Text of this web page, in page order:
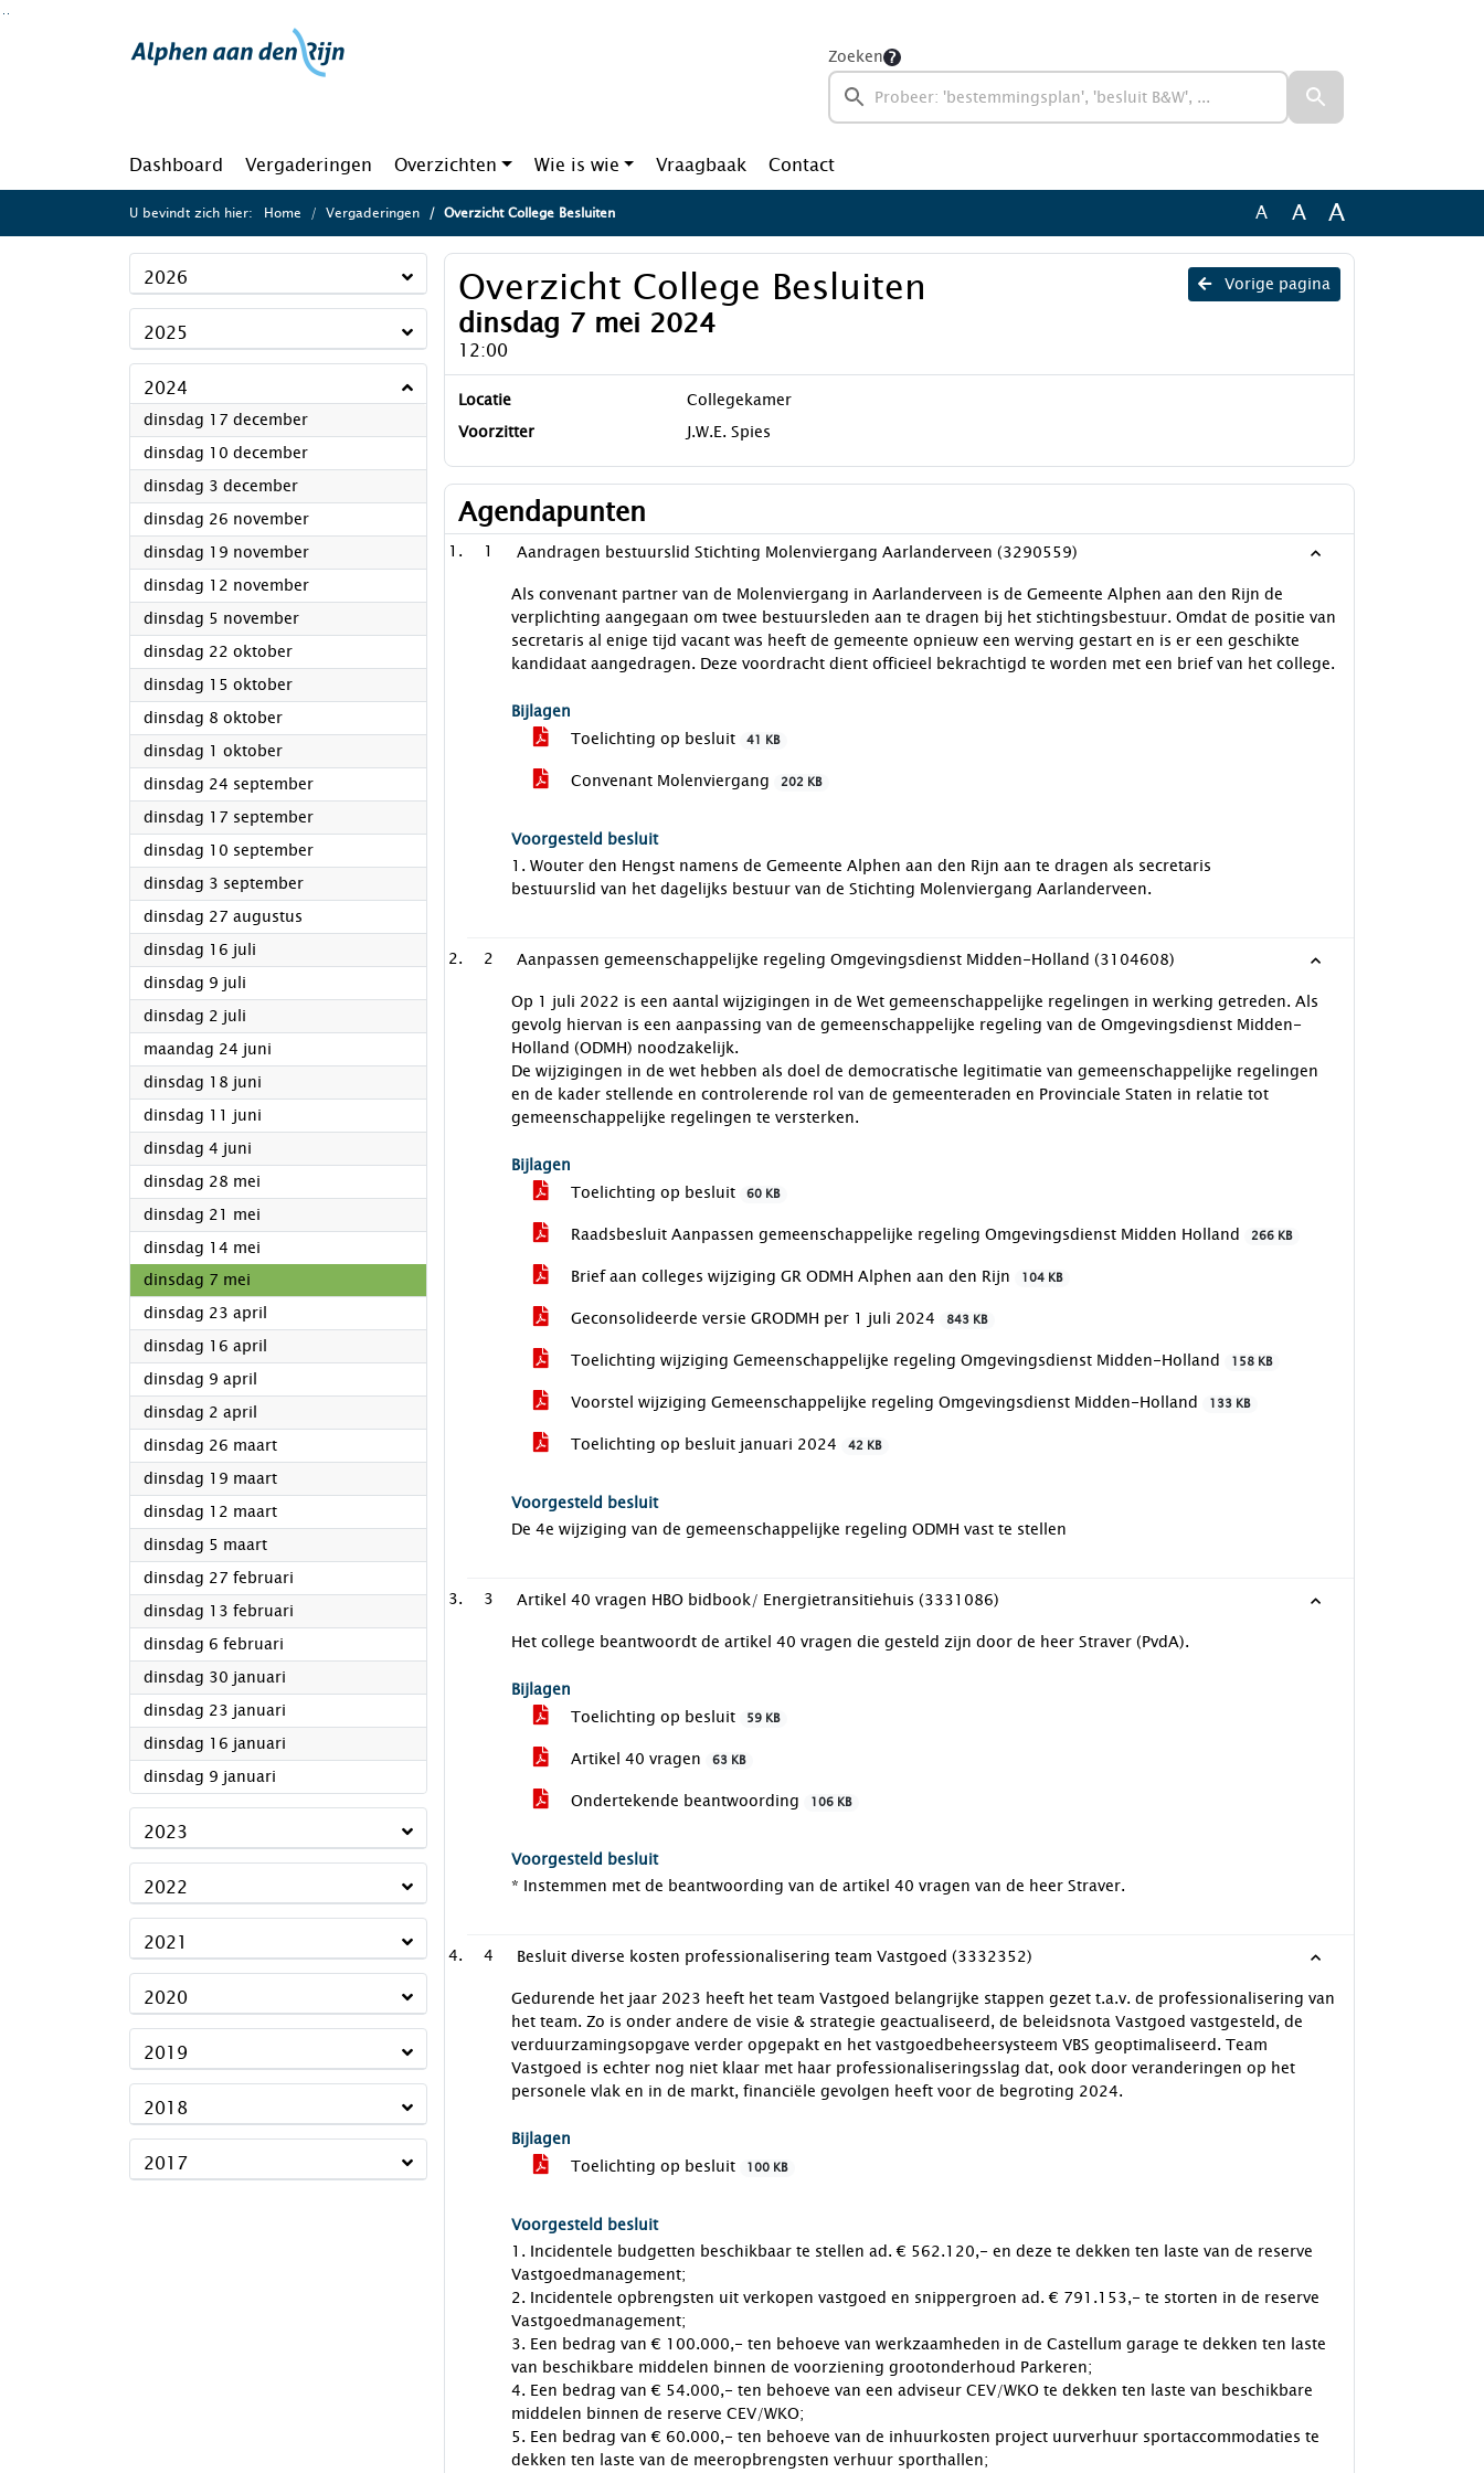
Ga naar de inhoud van deze pagina
Zoeken
Dashboard Vergaderingen Overzichten Wie is wie Vraagbaak Contact
U bevindt zich hier: Home Vergaderingen Overzicht College Besluiten A A A
2026
2025
2024
dinsdag 17 december2024
dinsdag 10 december2024
dinsdag 3 december2024
dinsdag 26 november2024
dinsdag 19 november2024
dinsdag 12 november2024
dinsdag 5 november2024
dinsdag 22 oktober2024
dinsdag 15 oktober2024
dinsdag 8 oktober2024
dinsdag 1 oktober2024
dinsdag 24 september2024
dinsdag 17 september2024
dinsdag 10 september2024
dinsdag 3 september2024
dinsdag 27 augustus
dinsdag 16 juli
dinsdag 9 juli
dinsdag 2 juli
maandag 24 juni
dinsdag 18 juni
dinsdag 11 juni
dinsdag 4 juni
dinsdag 28 mei
dinsdag 21 mei
dinsdag 14 mei
dinsdag 7 mei
dinsdag 23 april
dinsdag 16 april
dinsdag 9 april
dinsdag 2 april
dinsdag 26 maart2024
dinsdag 19 maart2024
dinsdag 12 maart2024
dinsdag 5 maart2024
dinsdag 27 februari
dinsdag 13 februari
dinsdag 6 februari
dinsdag 30 januari
dinsdag 23 januari
dinsdag 16 januari
dinsdag 9 januari
2023
2022
2021
2020
2019
2018
2017
Vorige pagina
Overzicht College Besluiten
dinsdag 7 mei 2024
12:00
Locatie
Collegekamer
Voorzitter
J.W.E. Spies
Agendapunten
1
Aandragen bestuurslid Stichting Molenviergang Aarlanderveen (3290559)
Als convenant partner van de Molenviergang in Aarlanderveen is de Gemeente Alphen aan den Rijn de
verplichting aangegaan om twee bestuursleden aan te dragen bij het stichtingsbestuur. Omdat de positie van
secretaris al enige tijd vacant was heeft de gemeente opnieuw een werving gestart en is er een geschikte
kandidaat aangedragen. Deze voordracht dient officieel bekrachtigd te worden met een brief van het college.
Bijlagen
Toelichting op besluit
41 KB
Convenant Molenviergang 202 KB
Voorgesteld besluit
1. Wouter den Hengst namens de Gemeente Alphen aan den Rijn aan te dragen als secretaris
bestuurslid van het dagelijks bestuur van de Stichting Molenviergang Aarlanderveen.
2
Aanpassen gemeenschappelijke regeling Omgevingsdienst Midden-Holland (3104608)
Op 1 juli 2022 is een aantal wijzigingen in de Wet gemeenschappelijke regelingen in werking getreden. Als
gevolg hiervan is een aanpassing van de gemeenschappelijke regeling van de Omgevingsdienst Midden-
Holland (ODMH) noodzakelijk.
De wijzigingen in de wet hebben als doel de democratische legitimatie van gemeenschappelijke regelingen
en de kader stellende en controlerende rol van de gemeenteraden en Provinciale Staten in relatie tot
gemeenschappelijke regelingen te versterken.
Bijlagen
Toelichting op besluit
60 KB
Raadsbesluit Aanpassen gemeenschappelijke regeling Omgevingsdienst Midden Holland 266 KB
Brief aan colleges wijziging GR ODMH Alphen aan den Rijn 104 KB
Geconsolideerde versie GRODMH per 1 juli 2024 843 KB
Toelichting wijziging Gemeenschappelijke regeling Omgevingsdienst Midden-Holland 158 KB
Voorstel wijziging Gemeenschappelijke regeling Omgevingsdienst Midden-Holland 133 KB
Toelichting op besluit januari 2024 42 KB
Voorgesteld besluit
De 4e wijziging van de gemeenschappelijke regeling ODMH vast te stellen
3
Artikel 40 vragen HBO bidbook/ Energietransitiehuis (3331086)
Het college beantwoordt de artikel 40 vragen die gesteld zijn door de heer Straver (PvdA).
Bijlagen
Toelichting op besluit
59 KB
Artikel 40 vragen 63 KB
Ondertekende beantwoording 106 KB
Voorgesteld besluit
* Instemmen met de beantwoording van de artikel 40 vragen van de heer Straver.
4
Besluit diverse kosten professionalisering team Vastgoed (3332352)
Gedurende het jaar 2023 heeft het team Vastgoed belangrijke stappen gezet t.a.v. de professionalisering van
het team. Zo is onder andere de visie & strategie geactualiseerd, de beleidsnota Vastgoed vastgesteld, de
verduurzamingsopgave verder opgepakt en het vastgoedbeheersysteem VBS geoptimaliseerd. Team
Vastgoed is echter nog niet klaar met haar professionaliseringsslag dat, ook door veranderingen op het
personele vlak en in de markt, financiële gevolgen heeft voor de begroting 2024.
Bijlagen
Toelichting op besluit
100 KB
Voorgesteld besluit
1. Incidentele budgetten beschikbaar te stellen ad. € 562.120,- en deze te dekken ten laste van de reserve
Vastgoedmanagement;
2. Incidentele opbrengsten uit verkopen vastgoed en snippergroen ad. € 791.153,- te storten in de reserve
Vastgoedmanagement;
3. Een bedrag van € 100.000,- ten behoeve van werkzaamheden in de Castellum garage te dekken ten laste
van beschikbare middelen binnen de voorziening grootonderhoud Parkeren;
4. Een bedrag van € 54.000,- ten behoeve van een adviseur CEV/WKO te dekken ten laste van beschikbare
middelen binnen de reserve CEV/WKO;
5. Een bedrag van € 60.000,- ten behoeve van de inhuurkosten project uurverhuur sportaccommodaties te
dekken ten laste van de meeropbrengsten verhuur sporthallen;